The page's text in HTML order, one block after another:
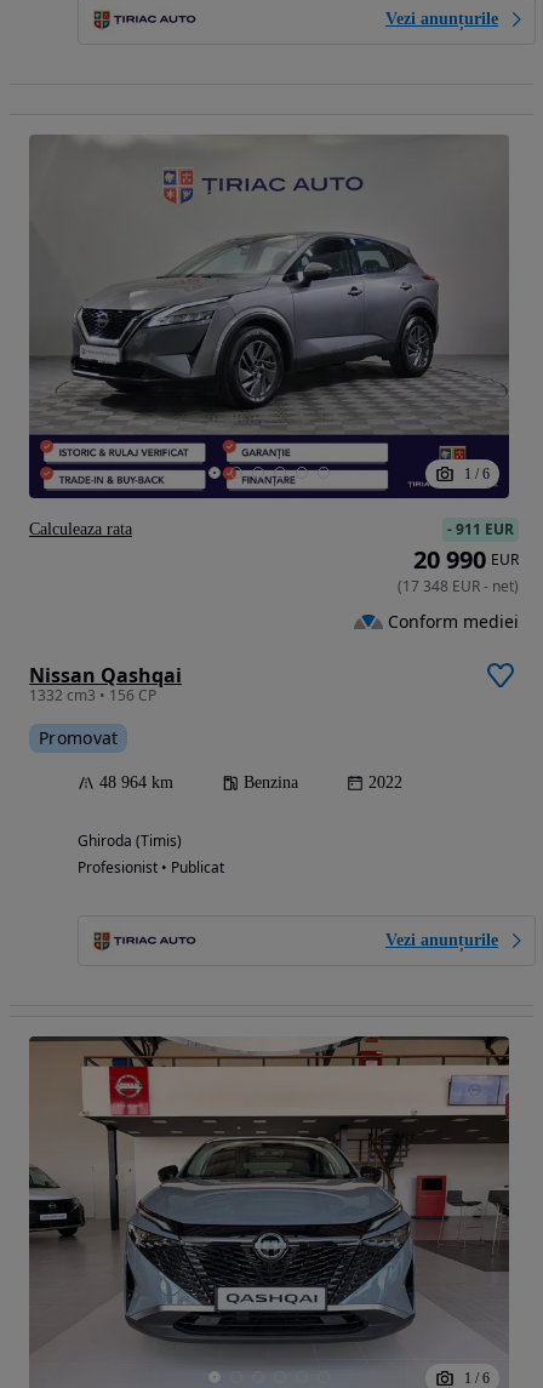
Vezi anunțurile
1 / 6
Nissan Qashqai
1332 cm3 • 156 CP
Promovat
48 964 km Benzina 2022
Ghiroda (Timis)
Profesionist • Publicat
Vezi anunțurile
-911 EUR
20 990 EUR
(17 348 EUR- net)
Conform mediei
Calculeaza rata
1 / 6